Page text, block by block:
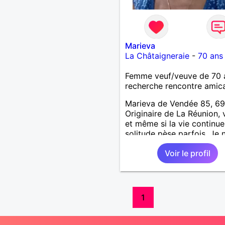
Marieva
La Châtaigneraie- 70 ans
Femme veuf/veuve de 70
recherche rencontre
Marieva de Vendée 85,
Originaire de La Réunion,
et même si la vie
solitude pèse parfois. Je
recherche pas l'amour
SIMPLEMENT UNE
AMITIE 🤔, une présence,
oreille attentive, des
quelqu'un de respectueux,
gentil, sincère et que toi
ressens le besoin de
Voir le profil
1